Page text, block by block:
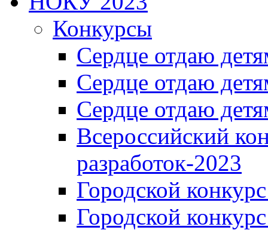
Конкурсы
Сердце отдаю
Сердце отдаю
Сердце отдаю
Всероссийский
разработок-2023
Городской
Городской